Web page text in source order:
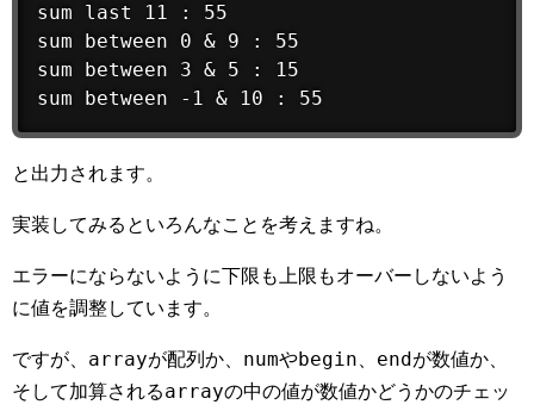
sum last 11 : 55
sum between 0 & 9 : 55
sum between 3 & 5 : 15
sum between -1 & 10 : 55
と出力されます。
実装してみるといろんなことを考えますね。
エラーにならないように下限も上限もオーバーしないよう
に値を調整しています。
ですが、 arrayが配列か、 numやbegin endが数値か、
そして加算されるarrayの中の値が数値かどうかのチェッ